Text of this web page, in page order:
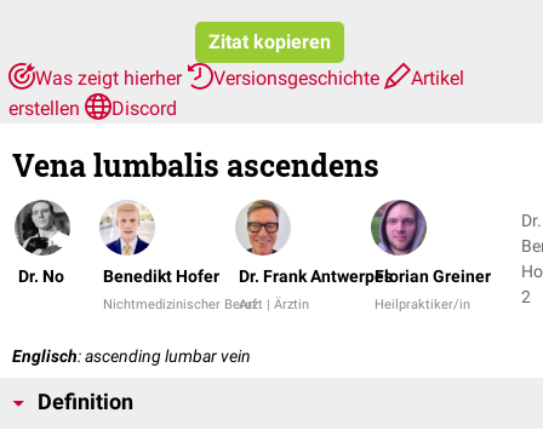
Zitat kopieren
Was zeigt hierher
Versionsgeschichte
Artikel
erstellen
Discord
Vena lumbalis ascendens
Dr. No Benedikt Hofer
Nichtmedizinischer Beruf
Dr. Frank Antwerpes
Arzt | Ärztin
Florian Greiner
Heilpraktiker/in
2
Englisch: ascending lumbar vein
Definition